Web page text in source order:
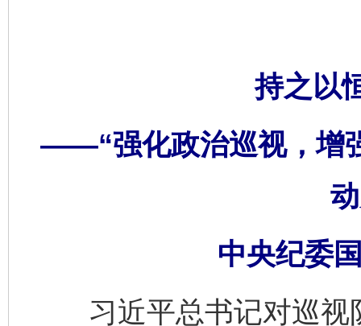
持之以
——“强化政治巡视，增
中央纪委
习近平总书记对巡视